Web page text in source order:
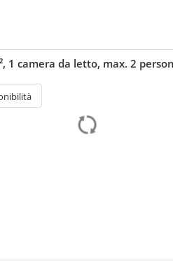
1 camera da letto, max. 2